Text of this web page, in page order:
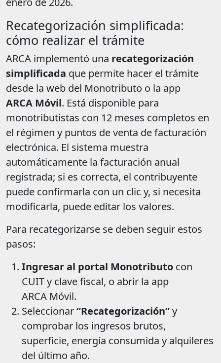
Recategorización simplificada:
cómo realizar el trámite
ARCA implementó una recategorización
simplificada que permite hacer el trámite
desde la web del Monotributo o la app
ARCA Móvil. Está disponible para
monotributistas con 12 meses completos en
el régimen y puntos de venta de facturación
electrónica. El sistema muestra
automáticamente la facturación anual
registrada; si es correcta, el contribuyente
puede confirmarla con un clic y, si necesita
modificarla, puede editar los valores.
Para recategorizarse se deben seguir estos
pasos:
Ingresar al portal Monotributo con
CUIT y clave fiscal, o abrir la app
ARCA Móvil.
Seleccionar“Recategorización”y
comprobar los ingresos brutos,
superficie, energía consumida y alquileres
del último año.